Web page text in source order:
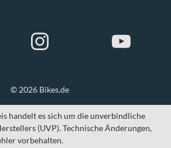
© 2026 Bikes.de
handelt es sich um die unverbindliche
(UVP). Technische Änderungen,
vorbehalten.